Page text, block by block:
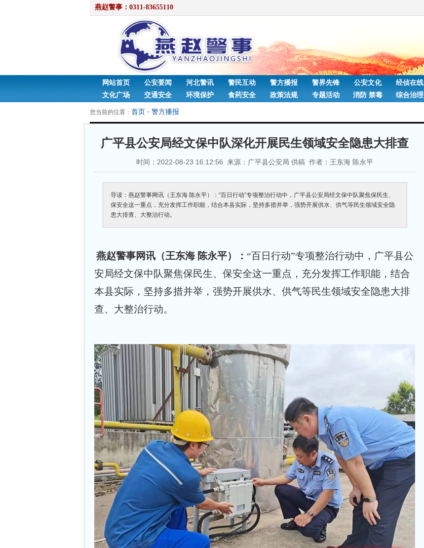
燕赵警事：0311-83655110
网站首页 公安要闻 河北警讯 警民互动 警方播报 警界先锋 公安文化 经侦在线
文化广场
交通安全 环境保护 食药安全 政策法规 专题活动 消防 禁毒 综合治理
综合报道
最新资讯
您当前的位置： 首页 > 警方播报
广平县公安局经文保中队深化开展民生领域安全隐患大排查
时间：2022-08-23 16:12:56 来源：广平县公安局 供稿 作者：王东海 陈永平
导读：燕赵警事网讯（王东海 陈永平）：“百日行动”专项整治行动中，广平县公安局经文保中队聚焦保民生、
保安全这一重点，充分发挥工作职能，结合本县实际，坚持多措并举，强势开展供水、供气等民生领域安全隐
患大排查、大整治行动。
燕赵警事网讯（王东海 陈永平）： “百日行动”专项整治行动中，广平县公
安局经文保中队聚焦保民生、保安全这一重点，充分发挥工作职能，结合
本县实际，坚持多措并举，强势开展供水、供气等民生领域安全隐患大排
查、大整治行动。